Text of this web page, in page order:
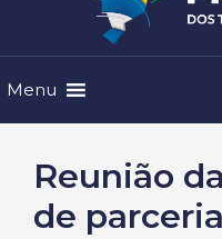
Menu
Reunião
de